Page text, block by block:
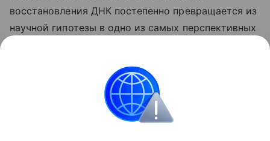
восстановления ДНК постепенно превращается из
научной гипотезы в одно из самых перспективных
Также недавно российские ученые
светящиеся метки для ДНК.